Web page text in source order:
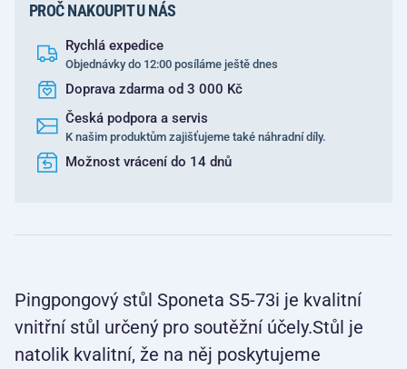
PROČ NAKOUPIT U NÁS
Rychlá expedice
Objednávky do 12:00 posíláme ještě dnes
Doprava zdarma od 3 000 Kč
Česká podpora a servis
K našim produktům zajišťujeme také náhradní díly.
Možnost vrácení do 14 dnů
Pingpongový stůl Sponeta S5-73i je kvalitní
vnitřní stůl určený pro soutěžní účely.Stůl je
natolik kvalitní, že na něj poskytujeme